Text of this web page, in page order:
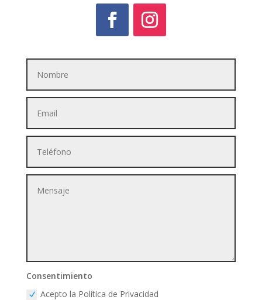
Consentimiento
Acepto la Política de Privacidad